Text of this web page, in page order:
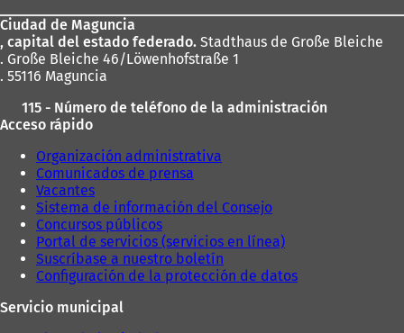
pies
Ciudad de Maguncia
, capital del estado federado. Stadthaus de Große Bleiche
. Große Bleiche 46/Löwenhofstraße 1
. 55116 Maguncia
115 - Número de teléfono de la administración
Acceso rápido
Organización administrativa
Comunicados de prensa
Vacantes
Sistema de información del Consejo
Concursos públicos
Portal de servicios (servicios en línea)
Suscríbase a nuestro boletín
Configuración de la protección de datos
Servicio municipal